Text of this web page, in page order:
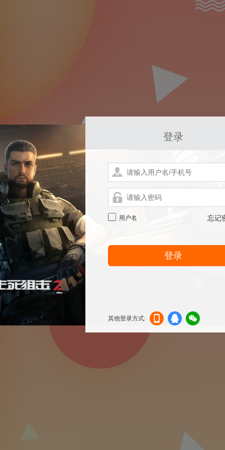
登录
用户名 忘记
登录
其他登录方式:
机登
登录
信登